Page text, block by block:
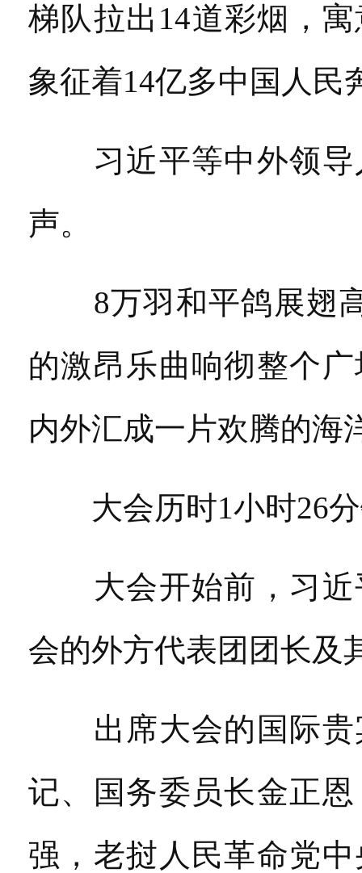
梯队拉出14道彩烟，
象征着14亿多中国人民
习近平等中外领导
声。
8万羽和平鸽展翅高
的激昂乐曲响彻整个
内外汇成一片欢腾的海
大会历时1小时26分
大会开始前，习近
会的外方代表团团长及
出席大会的国际贵
记、国务委员长金正
强，老挝人民革命党